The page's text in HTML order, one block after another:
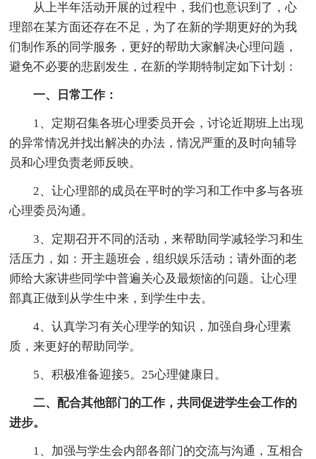
从上半年活动开展的过程中，我们也意识到了，心
理部在某方面还存在不足，为了在新的学期更好的为我
们制作系的同学服务，更好的帮助大家解决心理问题，
避免不必要的悲剧发生，在新的学期特制定如下计划：
一、日常工作：
1、定期召集各班心理委员开会，讨论近期班上出现
的异常情况并找出解决的办法，情况严重的及时向辅导
员和心理负责老师反映。
2、让心理部的成员在平时的学习和工作中多与各班
心理委员沟通。
3、定期召开不同的活动，来帮助同学减轻学习和生
活压力，如：开主题班会，组织娱乐活动；请外面的老
师给大家讲些同学中普遍关心及最烦恼的问题。让心理
部真正做到从学生中来，到学生中去。
4、认真学习有关心理学的知识，加强自身心理素
质，来更好的帮助同学。
5、积极准备迎接5。25心理健康日。
二、配合其他部门的工作，共同促进学生会工作的
进步。
1、加强与学生会内部各部门的交流与沟通，互相合